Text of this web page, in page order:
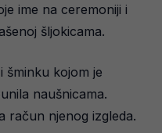
ime na ceremoniji i
šljokicama.
šminku kojom je
naušnicama.
račun njenog izgleda.